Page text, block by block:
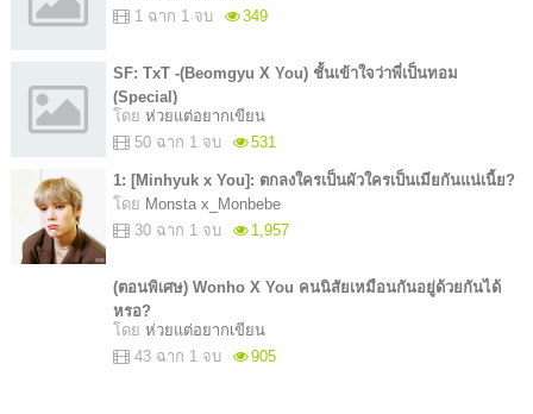
1 ฉาก 1 จบ
349
SF: TxT -(Beomgyu X You) ชั้นเข้าใจว่าพี่เป็นทอม
(Special)
โดย ห่วยแต่อยากเขียน
50 ฉาก 1 จบ
531
1: [Minhyuk x You]: ตกลงใครเป็นผัวใครเป็นเมียกันแน่เนี้ย?
โดย Monsta x_Monbebe
30 ฉาก 1 จบ
1,957
(ตอนพิเศษ) Wonho X You คนนิสัยเหมือนกันอยู่ด้วยกันได้
หรอ?
โดย ห่วยแต่อยากเขียน
43 ฉาก 1 จบ
905